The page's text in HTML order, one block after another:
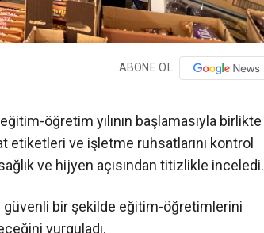
ABONE OL
öğretim yılının başlamasıyla birlikte
etiketleri ve işletme ruhsatlarını kontrol
ve hijyen açısından titizlikle inceledi.
güvenli bir şekilde eğitim-öğretimlerini
vurguladı.